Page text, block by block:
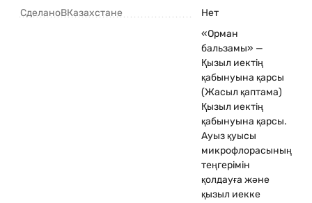
СделаноВКазахстане Нет
«Орман
бальзамы» —
Қызыл иектің
қабынуына қарсы
(Жасыл қаптама)
Қызыл иектің
қабынуына қарсы.
Ауыз қуысы
микрофлорасының
теңгерімін
қолдауға және
қызыл иекке